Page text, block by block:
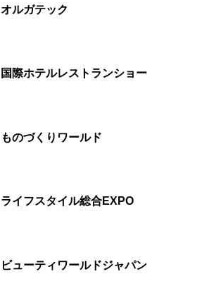
オルガテック
国際ホテルレストランショー
ものづくりワールド
ライフスタイル総合EXPO
ビューティワールドジャパン